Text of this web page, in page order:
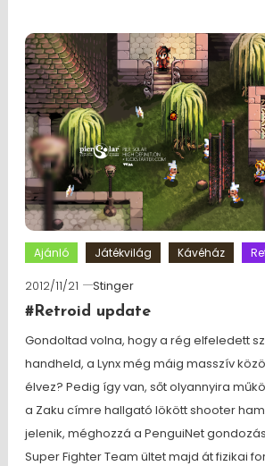
Ajánló Játékvilág Kávéház
2012/11/21
Stinger
#Retroid update
Gondoltad volna, hogy a rég elfeledett
handheld, a Lynx még máig masszív
élvez? Pedig így van, sőt olyannyira
a Zaku címre hallgató lökött shooter
jelenik, méghozzá a PenguiNet
Super Fighter Team ültet majd át fizikai